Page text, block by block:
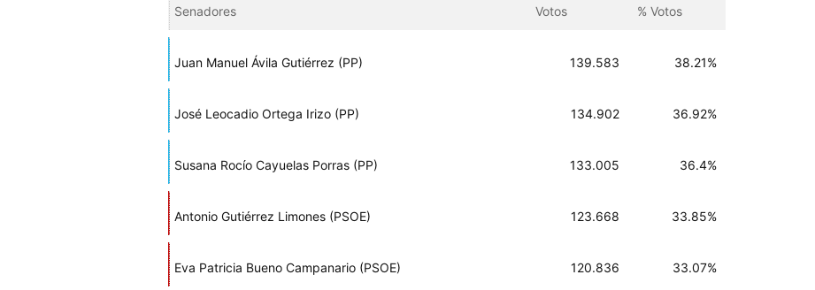
Senadores Votos % Votos
Juan Manuel Ávila Gutiérrez (PP) 139.583 38.21%
José Leocadio Ortega Irizo (PP) 134.902 36.92%
Susana Rocío Cayuelas Porras (PP) 133.005 36.4%
Antonio Gutiérrez Limones (PSOE) 123.668 33.85%
Eva Patricia Bueno Campanario (PSOE) 120.836 33.07%